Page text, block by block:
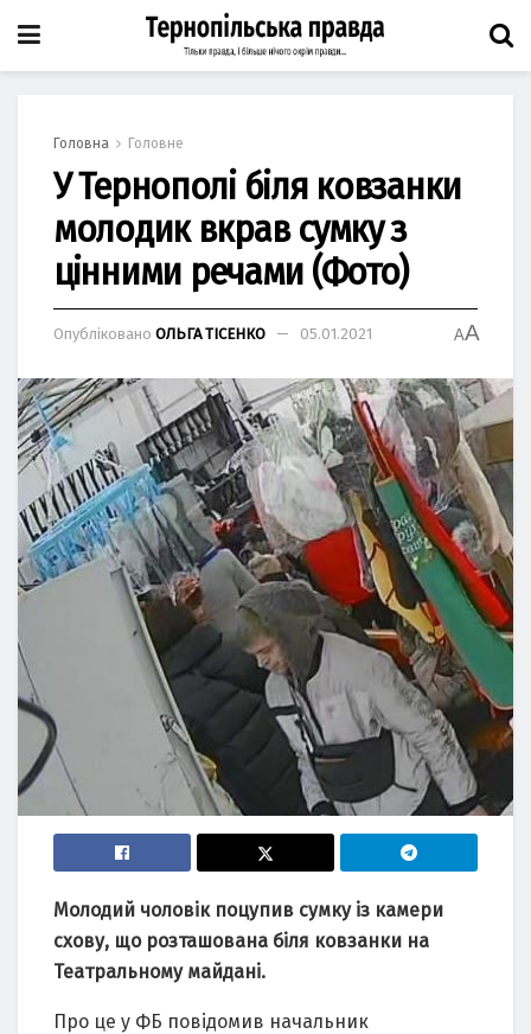
Головна Головне
У Тернополі біля ковзанки
молодик вкрав сумку з
цінними речами (Фото)
Опубліковано ОЛЬГА ТІСЕНКО 05.01.2021 AA
Молодий чоловік поцупив сумку із камери
схову, що розташована біля ковзанки на
Театральному майдані.
Про це у ФБ повідомив начальник